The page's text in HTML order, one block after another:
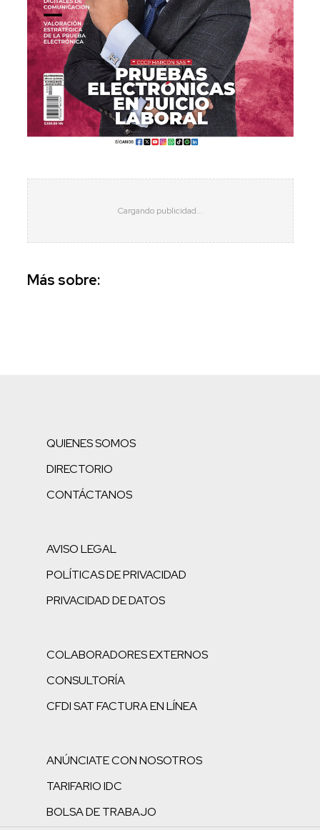
Más sobre:
QUIENES SOMOS
DIRECTORIO
CONTÁCTANOS
AVISO LEGAL
POLÍTICAS DE PRIVACIDAD
PRIVACIDAD DE DATOS
COLABORADORES EXTERNOS
CONSULTORÍA
CFDI SAT FACTURA EN LÍNEA
ANÚNCIATE CON NOSOTROS
TARIFARIO IDC
BOLSA DE TRABAJO